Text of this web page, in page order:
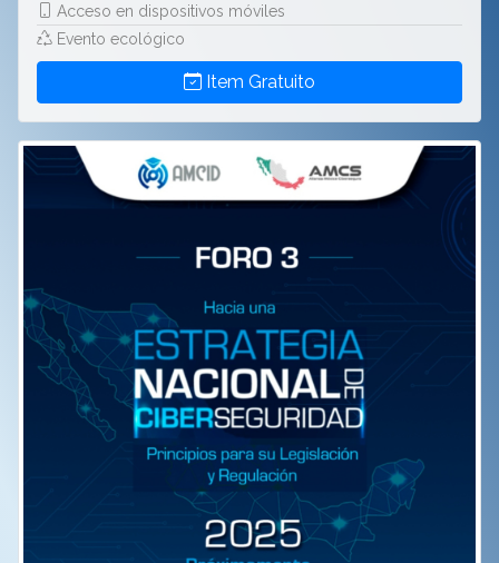
Acceso en dispositivos móviles
Evento ecológico
Item Gratuito